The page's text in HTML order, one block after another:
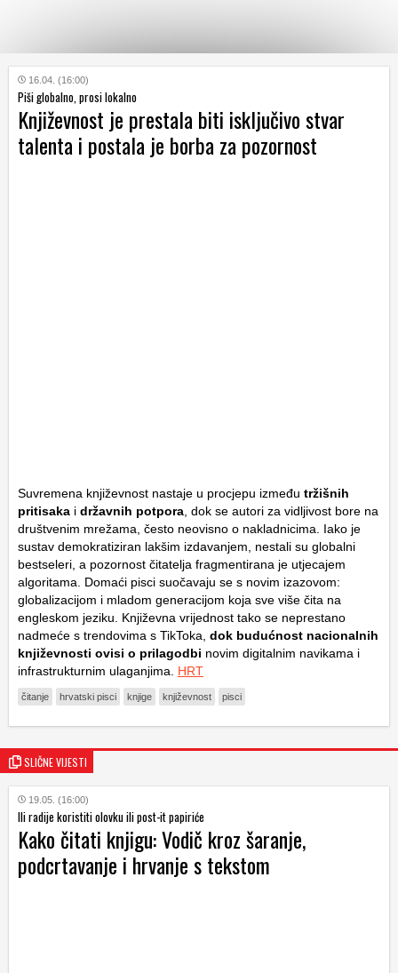
KATEGORIJE
HRVATSKI
WEB
16.04. (16:00)
Piši globalno, prosi lokalno
Književnost je prestala biti isključivo stvar
talenta i postala je borba za pozornost
Suvremena književnost nastaje u procjepu između tržišnih
pritisaka i državnih potpora , dok se autori za vidljivost bore na
društvenim mrežama, često neovisno o nakladnicima. Iako je
sustav demokratiziran lakšim izdavanjem, nestali su globalni
bestseleri, a pozornost čitatelja fragmentirana je utjecajem
algoritama. Domaći pisci suočavaju se s novim izazovom:
globalizacijom i mladom generacijom koja sve više čita na
engleskom jeziku. Književna vrijednost tako se neprestano
nadmeće s trendovima s TikToka, dok budućnost nacionalnih
književnosti ovisi o prilagodbi novim digitalnim navikama i
infrastrukturnim ulaganjima. HRT
čitanje hrvatski pisci knjige književnost pisci
SLIČNE VIJESTI
19.05. (16:00)
Ili radije koristiti olovku ili post-it papiriće
Kako čitati knjigu: Vodič kroz šaranje,
podcrtavanje i hrvanje s tekstom